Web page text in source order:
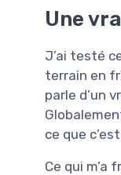
Une
J’ai testé
terrain en
parle d’un
ce que
Ce qui m’a